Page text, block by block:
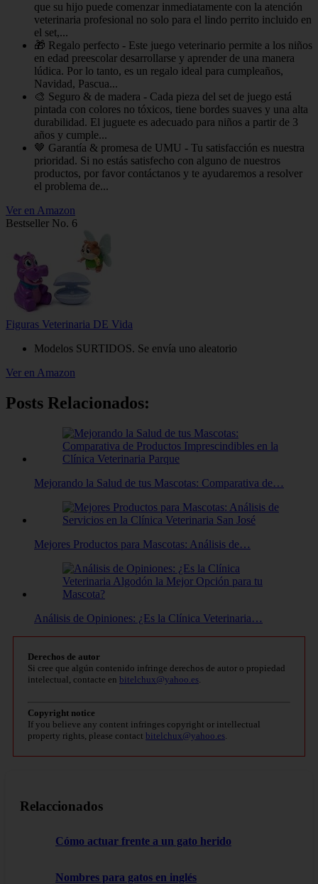
que su hijo puede comenzar inmediatamente con la atención
veterinaria profesional no solo para el lindo perrito incluido en
el set,...
🎁 Regalo perfecto - Este juego veterinario permite a los niños
en edad preescolar desarrollarse y aprender de una manera
lúdica. Por lo tanto, es un regalo ideal para cumpleaños,
Navidad, Pascua...
🎨 Seguro & de madera - Cada pieza del set de juego está
pintada con colores no tóxicos, tiene bordes suaves y una alta
durabilidad. El juguete es adecuado para niños a partir de 3
años y cumple...
🤎 Garantía & promesa de UMU - Tu satisfacción es nuestra
prioridad. Si no estás satisfecho con alguno de nuestros
productos, por favor contáctanos y te ayudaremos a resolver
el problema de...
Ver en Amazon
Bestseller No. 6
Figuras Veterinaria DE Vida
Modelos SURTIDOS. Se envía uno aleatorio
Ver en Amazon
Posts Relacionados:
Mejorando la Salud de tus Mascotas: Comparativa de…
Mejores Productos para Mascotas: Análisis de…
Análisis de Opiniones: ¿Es la Clínica Veterinaria…
Derechos de autor
Si cree que algún contenido infringe derechos de autor o propiedad
intelectual, contacte en bitelchux@yahoo.es.
Copyright notice
If you believe any content infringes copyright or intellectual
property rights, please contact bitelchux@yahoo.es.
Relaccionados
Cómo actuar frente a un gato herido
Nombres para gatos en inglés